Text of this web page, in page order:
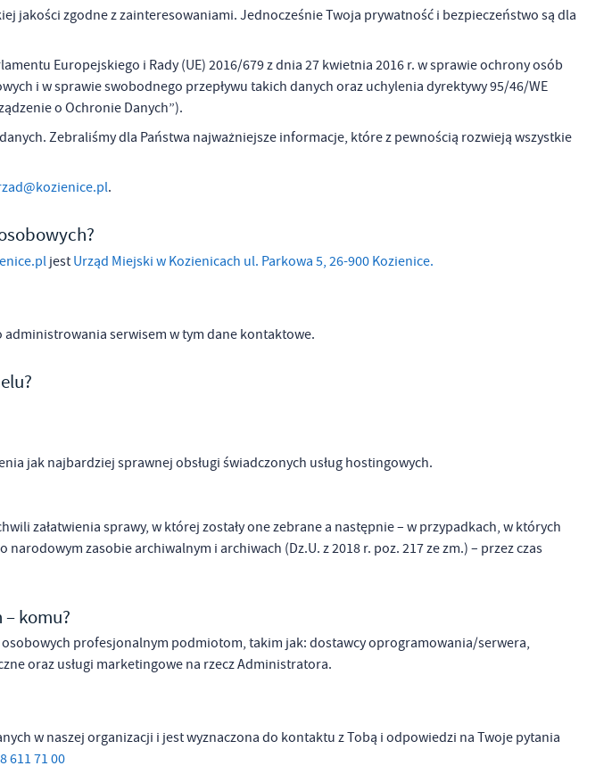
jakości zgodne z zainteresowaniami. Jednocześnie Twoja prywatność i bezpieczeństwo są dla
Europejskiego i Rady (UE) 2016/679 z dnia 27 kwietnia 2016 r. w sprawie ochrony osób
i w sprawie swobodnego przepływu takich danych oraz uchylenia dyrektywy 95/46/WE
o Ochronie Danych”).
Zebraliśmy dla Państwa najważniejsze informacje, które z pewnością rozwieją wszystkie
.
jest Urząd Miejski w Kozienicach ul. Parkowa 5, 26-900 Kozienice.
administrowania serwisem w tym dane kontaktowe.
jak najbardziej sprawnej obsługi świadczonych usług hostingowych.
załatwienia sprawy, w której zostały one zebrane a następnie – w przypadkach, w których
zasobie archiwalnym i archiwach (Dz.U. z 2018 r. poz. 217 ze zm.) – przez czas
komu?
profesjonalnym podmiotom, takim jak: dostawcy oprogramowania/serwera,
oraz usługi marketingowe na rzecz Administratora.
w naszej organizacji i jest wyznaczona do kontaktu z Tobą i odpowiedzi na Twoje pytania
611 71 00